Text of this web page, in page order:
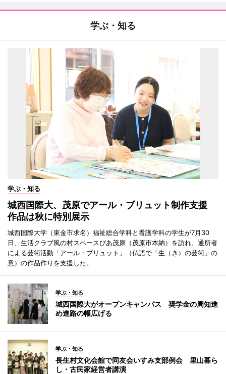
学ぶ・知る
学ぶ・知る
城西国際大、茂原でアール・ブリュット制作支援
作品は秋に特別展示
城西国際大学（東金市求名）福祉総合学科と看護学科の学生が7月30
日、生活クラブ風の村スペースぴあ茂原（茂原市本納）を訪れ、通所者
による芸術活動「アール・ブリュット」（仏語で「生（き）の芸術」の
意）の作品作りを支援した。
学ぶ・知る
城西国際大がオープンキャンパス 奨学金の周知進
め進路の幅広げる
学ぶ・知る
長生村文化会館で同友会いすみ支部例会 里山暮ら
し・古民家経営者講演